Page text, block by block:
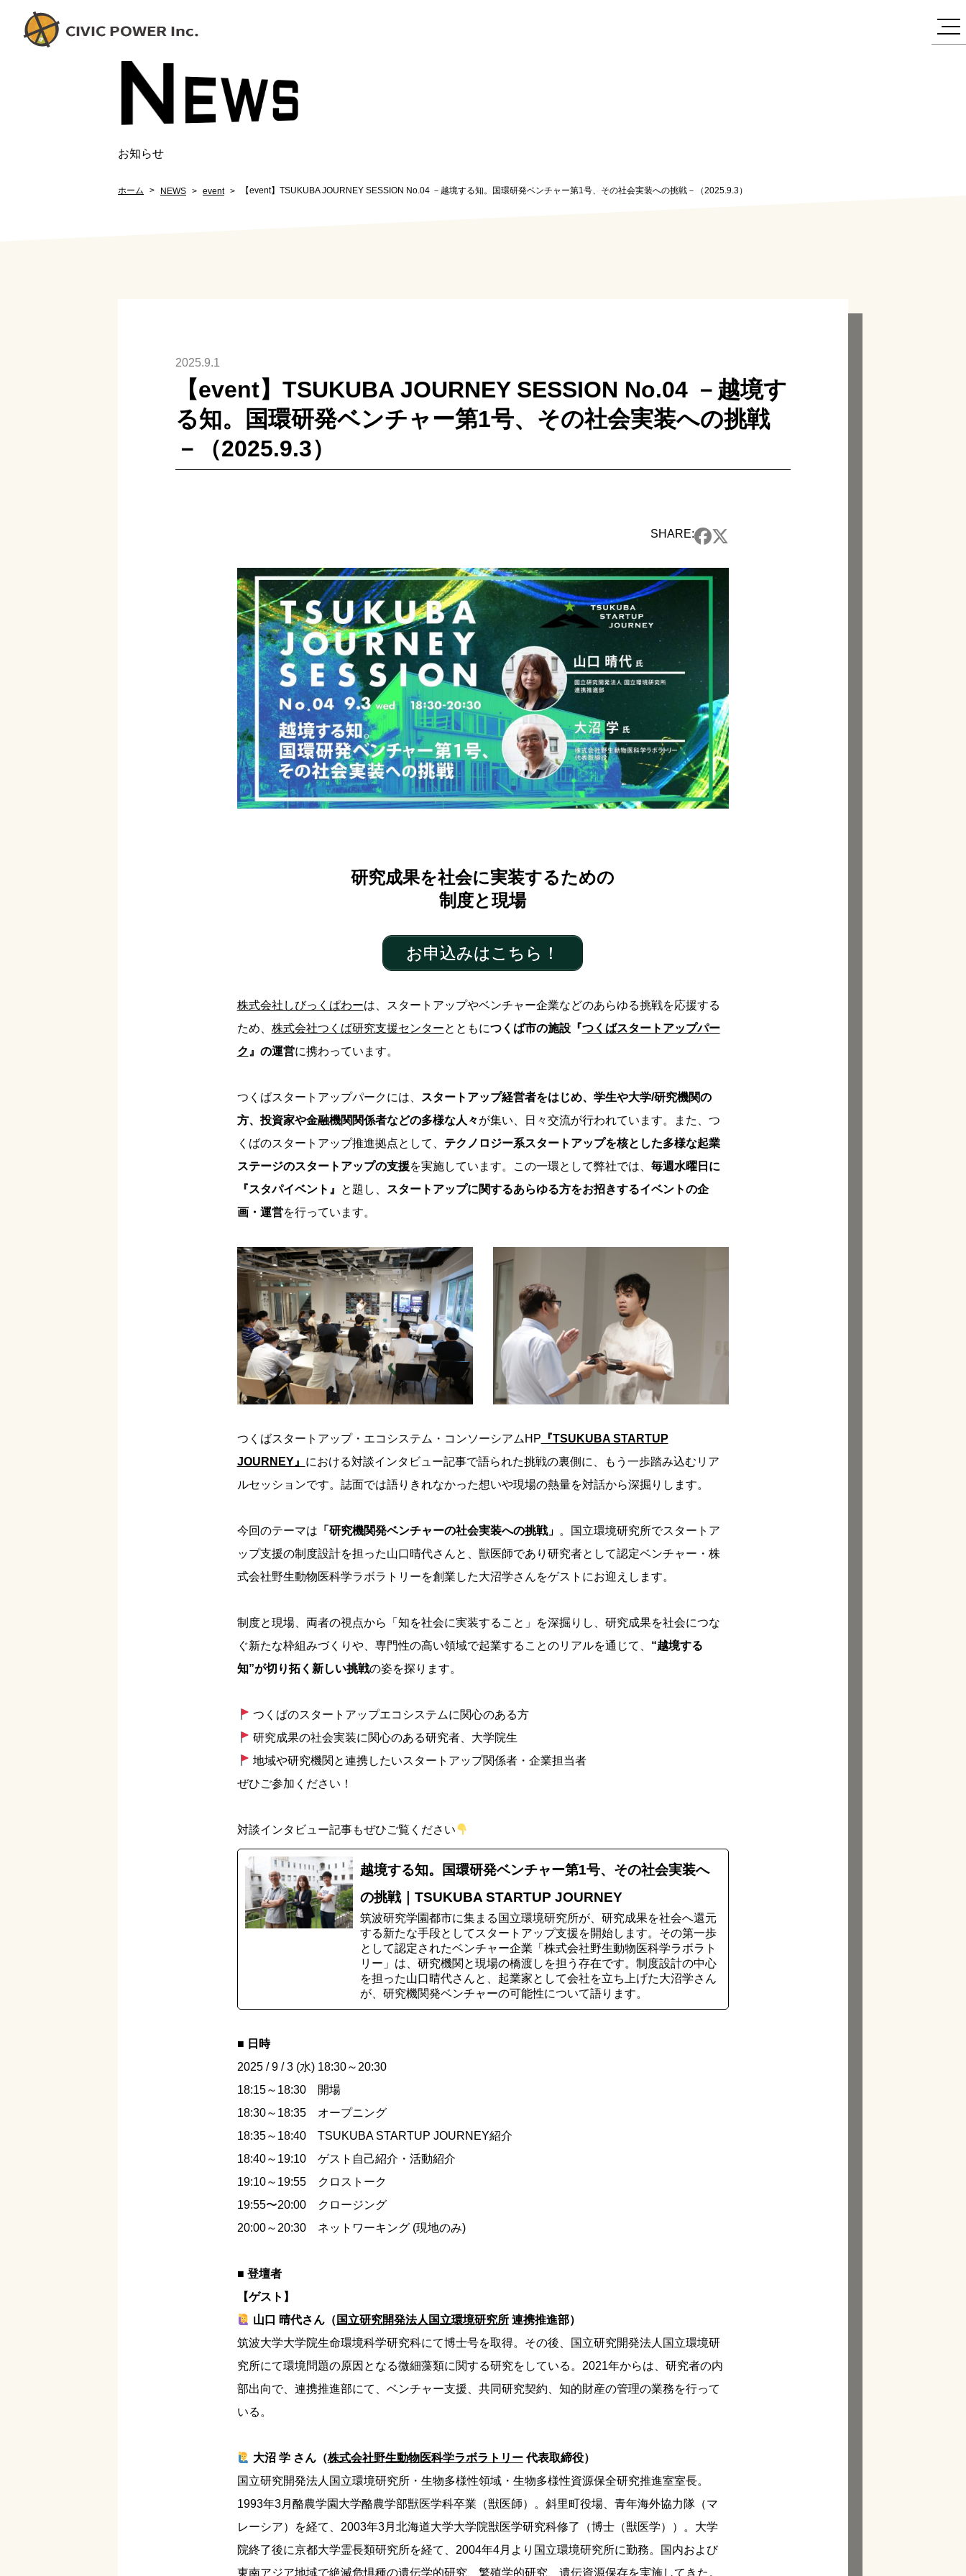
NEW
S
お知らせ
ホーム NEWS event 【event】TSUKUBA JOURNEY SESSION No.04 －越境する知。国環研発ベンチャー第1号、その社会実装への挑戦－（2025.9.3）
2025.9.1
【event】TSUKUBA JOURNEY SESSION No.04 －越境す
る知。国環研発ベンチャー第1号、その社会実装への挑戦
－（2025.9.3）
SHARE:
研究成果を社会に実装するための
制度と現場
お申込みはこちら！
株式会社しびっくぱわーは、スタートアップやベンチャー企業などのあらゆる挑戦を応援する
ため、 株式会社つくば研究支援センターとともにつく ば市の施設『つくばスタートアップパー
ク 』の運営に携わっています。
つくばスタートアップパークには、
スタートアップ経営者をはじめ、学生や大学/研究機関の
方、投資家や金融機関関係者などの多様な人々が集い、日々交流が行われています。また、つ
くばのスタートアップ推進拠点として、 テクノロジー系スタートアップを核とした多様な起業
ステージのスタートアップの支援を実施しています。この一環として弊社では、 毎週水曜日に
『スタパイベント』
と題し、
スタートアップに関するあらゆる方をお招きするイベントの企
画・運営を行っています。
つくばスタートアップ・エコシステム・コンソーシアムHP 『TSUKUBA STARTUP
JOURNEY』 における対談インタビュー記事で語られた挑戦の裏側に、もう一歩踏み込むリア
ルセッションです。誌面では語りきれなかった想いや現場の熱量を対話から深掘りします。
今回のテーマは 「研究機関発ベンチャーの社会実装への挑戦」 。国立環境研究所でスタートア
ップ支援の制度設計を担った山口晴代さんと、獣医師であり研究者として認定ベンチャー・株
式会社野生動物医科学ラボラトリーを創業した大沼学さんをゲストにお迎えします。
制度と現場、両者の視点から「知を社会に実装すること」を深掘りし、研究成果を社会につな
ぐ新たな枠組みづくりや、専門性の高い領域で起業することのリアルを通じて、 “越境する
知”が切り拓く新しい挑戦の姿を探ります。
つくばのスタートアップエコシステムに関心のある方
研究成果の社会実装に関心のある研究者、大学院生
地域や研究機関と連携したいスタートアップ関係者・企業担当者
ぜひご参加ください！
対談インタビュー記事もぜひご覧ください
越境する知。国環研発ベンチャー第1号、その社会実装へ
の挑戦｜TSUKUBA STARTUP JOURNEY
筑波研究学園都市に集まる国立環境研究所が、研究成果を社会へ還元
する新たな手段としてスタートアップ支援を開始します。その第一歩
として認定されたベンチャー企業「株式会社野生動物医科学ラボラト
リー」は、研究機関と現場の橋渡しを担う存在です。制度設計の中心
を担った山口晴代さんと、起業家として会社を立ち上げた大沼学さん
が、研究機関発ベンチャーの可能性について語ります。
■ 日時
2025 / 9 / 3 (水) 18:30～20:30
18:15～18:30 開場
18:30～18:35 オープニング
18:35～18:40 TSUKUBA STARTUP JOURNEY紹介
18:40～19:10 ゲスト自己紹介・活動紹介
19:10～19:55 クロストーク
19:55〜20:00 クロージング
20:00～20:30 ネットワーキング (現地のみ)
■ 登壇者
【ゲスト】
山口 晴代さん（ 国立研究開発法人国立環境研究所連携推進部）
筑波大学大学院生命環境科学研究科にて博士号を取得。その後、国立研究開発法人国立環境研
究所にて環境問題の原因となる微細藻類に関する研究をしている。2021年からは、研究者の内
部出向で、連携推進部にて、ベンチャー支援、共同研究契約、知的財産の管理の業務を行って
いる。
大沼 学 さん（株式会社野生動物医科学ラボラトリー代表取締役）
国立研究開発法人国立環境研究所・生物多様性領域・生物多様性資源保全研究推進室室長。
1993年3月酪農学園大学酪農学部獣医学科卒業（獣医師）。斜里町役場、青年海外協力隊（マ
レーシア）を経て、2003年3月北海道大学大学院獣医学研究科修了（博士（獣医学））。大学
院終了後に京都大学霊長類研究所を経て、2004年4月より国立環境研究所に勤務。国内および
東南アジア地域で絶滅危惧種の遺伝学的研究、繁殖学的研究、遺伝資源保存を実施してきた。